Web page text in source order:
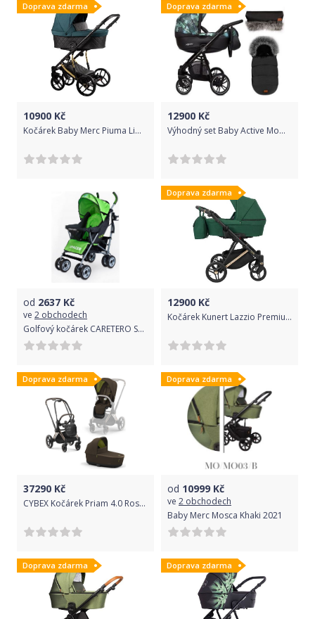
Doprava zdarma
10900 Kč
Kočárek Baby Merc Piuma Limited dvojkombinace zlatý rám 01/ZE
Doprava zdarma
12900 Kč
Výhodný set Baby Active Mommy Summer 2019 + fusak + rukávník
od 2637 Kč
ve 2 obchodech
Golfový kočárek CARETERO Spacer Classic green
Doprava zdarma
12900 Kč
Kočárek Kunert Lazzio Premium trojkombinace cooper rám zelený
Doprava zdarma
37290 Kč
CYBEX Kočárek Priam 4.0 Rosegold, seat pack, lux carry cot Khaki Green
Doprava zdarma
od 10999 Kč
ve 2 obchodech
Baby Merc Mosca Khaki 2021
Doprava zdarma Doprava zdarma